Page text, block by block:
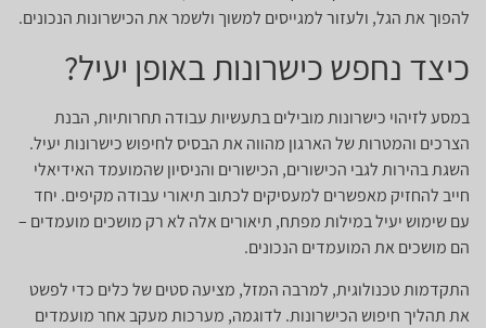
להפוך את הגל, ולעזור למגייסים למשוך ולשמר את הכישרונות הנכונים.
כיצד נחפש כישרונות באופן יעיל?
במסע לזיהוי כישרונות מובילים בתעשיות עבודה תחרותיות, הבנת
הצרכים והמטרות של הארגון מהווה את הבסיס לחיפוש כישרונות יעיל.
השגת בהירות לגבי הכישורים, הכישורים והניסיון שהמועמד האידיאלי
חייב להחזיק מאפשרים למעסיקים לכתוב תיאורי עבודה מקיפים. יחד
עם שימוש יעיל במילות מפתח, תיאורים אלה לא רק מושכים מועמדים –
הם מושכים את המועמדים הנכונים.
התקדמות טכנולוגית, למרבה המזל, מציעה סטים של כלים כדי לפשט
את תהליך חיפוש הכישרונות. לדוגמה, מערכות מעקב אחר מועמדים